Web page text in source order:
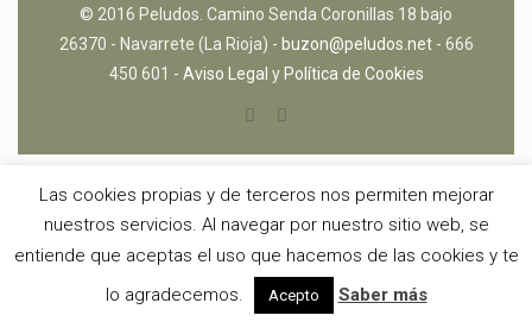
© 2016 Peludos. Camino Senda Coronillas 18 bajo
26370 - Navarrete (La Rioja) - buzon@peludos.net- 666
450 601 - Aviso Legal y Política de Cookies
Las cookies propias y de terceros nos permiten mejorar
nuestros servicios. Al navegar por nuestro sitio web, se
entiende que aceptas el uso que hacemos de las cookies y te
lo agradecemos.
Acepto Saber más